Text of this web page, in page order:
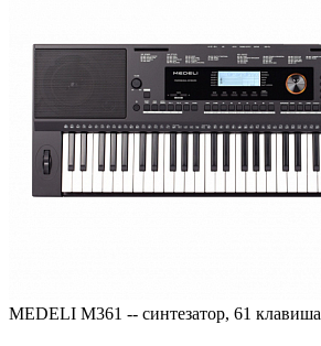
MEDELI M361 -- синтезатор, 61 клавиша